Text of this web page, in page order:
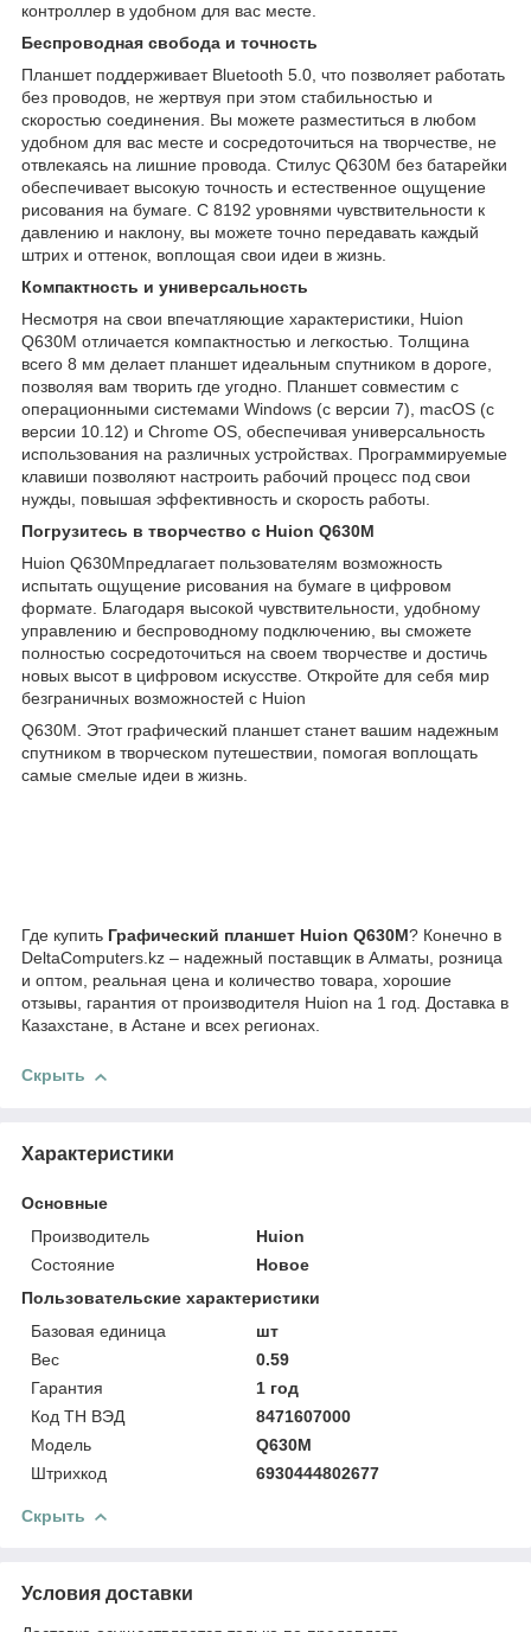
контроллер в удобном для вас месте.
Беспроводная свобода и точность
Планшет поддерживает Bluetooth 5.0, что позволяет работать
без проводов, не жертвуя при этом стабильностью и
скоростью соединения. Вы можете разместиться в любом
удобном для вас месте и сосредоточиться на творчестве, не
отвлекаясь на лишние провода. Стилус Q630M без батарейки
обеспечивает высокую точность и естественное ощущение
рисования на бумаге. С 8192 уровнями чувствительности к
давлению и наклону, вы можете точно передавать каждый
штрих и оттенок, воплощая свои идеи в жизнь.
Компактность и универсальность
Несмотря на свои впечатляющие характеристики, Huion
Q630M отличается компактностью и легкостью. Толщина
всего 8 мм делает планшет идеальным спутником в дороге,
позволяя вам творить где угодно. Планшет совместим с
операционными системами Windows (с версии 7), macOS (с
версии 10.12) и Chrome OS, обеспечивая универсальность
использования на различных устройствах. Программируемые
клавиши позволяют настроить рабочий процесс под свои
нужды, повышая эффективность и скорость работы.
Погрузитесь в творчество с Huion Q630M
Huion Q630Mпредлагает пользователям возможность
испытать ощущение рисования на бумаге в цифровом
формате. Благодаря высокой чувствительности, удобному
управлению и беспроводному подключению, вы сможете
полностью сосредоточиться на своем творчестве и достичь
новых высот в цифровом искусстве. Откройте для себя мир
безграничных возможностей с Huion
Q630M. Этот графический планшет станет вашим надежным
спутником в творческом путешествии, помогая воплощать
самые смелые идеи в жизнь.
Где купить Графический планшет Huion Q630M? Конечно в
DeltaComputers.kz – надежный поставщик в Алматы, розница
и оптом, реальная цена и количество товара, хорошие
отзывы, гарантия от производителя Huion на 1 год. Доставка в
Казахстане, в Астане и всех регионах.
Скрыть
Характеристики
Основные
Производитель
Huion
Состояние
Новое
Пользовательские характеристики
Базовая единица
шт
Вес
0.59
Гарантия
1 год
Код ТН ВЭД
8471607000
Модель
Q630M
Штрихкод
6930444802677
Скрыть
Условия доставки